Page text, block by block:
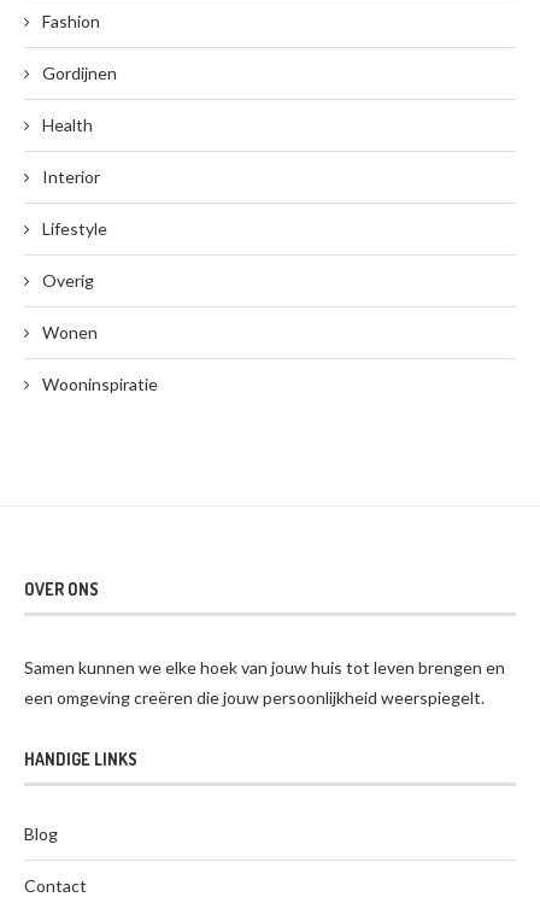
Fashion
Gordijnen
Health
Interior
Lifestyle
Overig
Wonen
Wooninspiratie
OVER ONS
Samen kunnen we elke hoek van jouw huis tot leven brengen en
een omgeving creëren die jouw persoonlijkheid weerspiegelt.
HANDIGE LINKS
Blog
Contact